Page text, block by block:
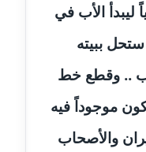
ليبدأ الأب في
ببيته
.. وقطع خط
موجوداً فيه
والأصحاب